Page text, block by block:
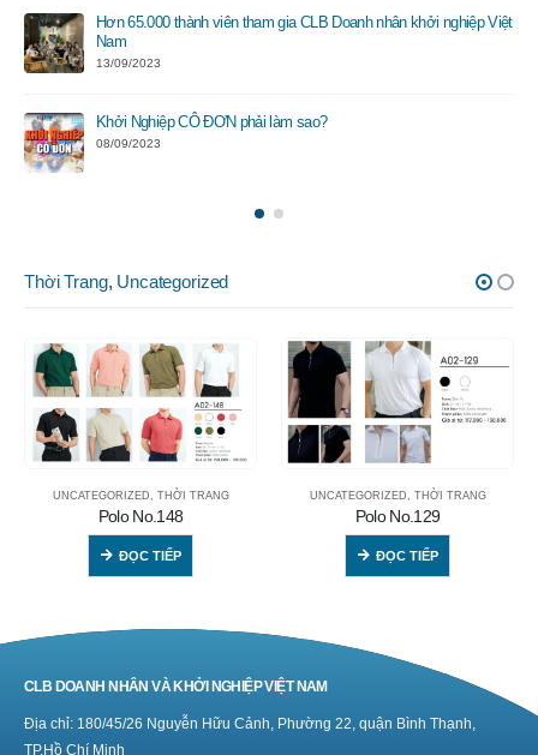
Hơn 65.000 thành viên tham gia CLB Doanh nhân khởi nghiệp Việt
Nam
13/09/2023
Khởi Nghiệp CÔ ĐƠN phải làm sao?
08/09/2023
Thời Trang, Uncategorized
UNCATEGORIZED THỜI TRANG
Polo No.148
ĐỌC TIẾP
UNCATEGORIZED THỜI TRANG
Polo No.129
ĐỌC TIẾP
CLB DOANH NHÂN VÀ KHỞI NGHIỆP VIỆT NAM
Địa chỉ: 180/45/26 Nguyễn Hữu Cảnh, Phường 22, quận Bình Thạnh,
TP.Hồ Chí Minh